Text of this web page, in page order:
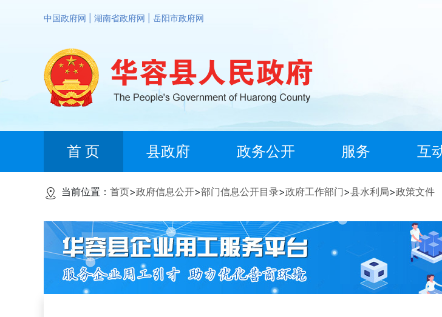
中国政府网 湖南省政府网 岳阳市政府网
首 页 县政府 政务公开 服务 互
当前位置： 首页>政府信息公开>部门信息公开目录>政府工作部门>县水利局>政策文件